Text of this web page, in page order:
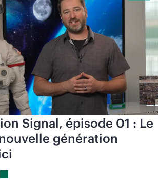
Signal, épisode 01 : Le
génération